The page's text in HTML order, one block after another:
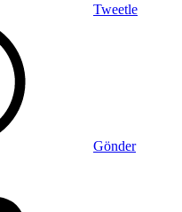
Tweetle
Gönder